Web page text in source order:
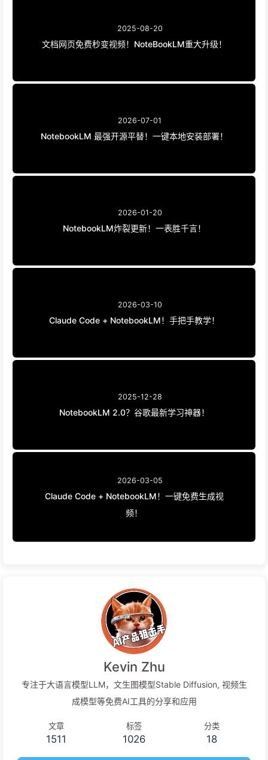
2025-08-20
文档网页免费秒变视频！NoteBookLM重大升级！
2026-07-01
NotebookLM 最强开源平替！一键本地安装部署！
2026-01-20
NotebookLM炸裂更新！一表胜千言！
2026-03-10
Claude Code + NotebookLM！手把手教学！
2025-12-28
NotebookLM 2.0？谷歌最新学习神器！
2026-03-05
Claude Code + NotebookLM！一键免费生成视
频！
Kevin Zhu
专注于大语言模型LLM，文生图模型Stable Diffusion, 视频生
成模型等免费AI工具的分享和应用
文章
1511
标签
1026
分类
18